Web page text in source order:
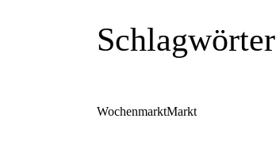
Schlagwörter
WochenmarktMarkt